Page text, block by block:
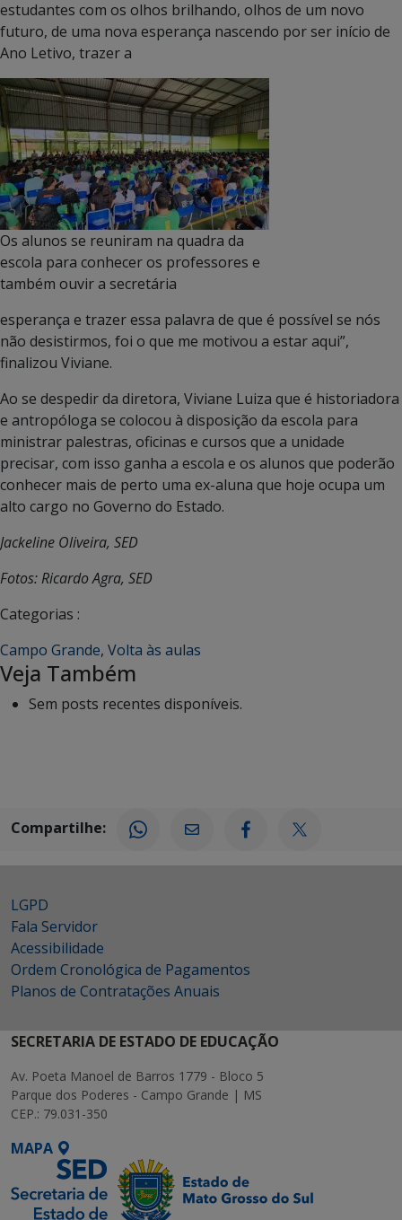
estudantes com os olhos brilhando, olhos de um novo
futuro, de uma nova esperança nascendo por ser início de
Ano Letivo, trazer a
Os alunos se reuniram na quadra da
escola para conhecer os professores e
também ouvir a secretária
esperança e trazer essa palavra de que é possível se nós
não desistirmos, foi o que me motivou a estar aqui”,
finalizou Viviane.
Ao se despedir da diretora, Viviane Luiza que é historiadora
e antropóloga se colocou à disposição da escola para
ministrar palestras, oficinas e cursos que a unidade
precisar, com isso ganha a escola e os alunos que poderão
conhecer mais de perto uma ex-aluna que hoje ocupa um
alto cargo no Governo do Estado.
Jackeline Oliveira, SED
Fotos: Ricardo Agra, SED
Categorias :
Campo Grande, Volta às aulas
Veja Também
Sem posts recentes disponíveis.
Compartilhe:
LGPD
Fala Servidor
Acessibilidade
Ordem Cronológica de Pagamentos
Planos de Contratações Anuais
SECRETARIA DE ESTADO DE EDUCAÇÃO
Av. Poeta Manoel de Barros 1779 - Bloco 5
Parque dos Poderes - Campo Grande | MS
CEP.: 79.031-350
MAPA